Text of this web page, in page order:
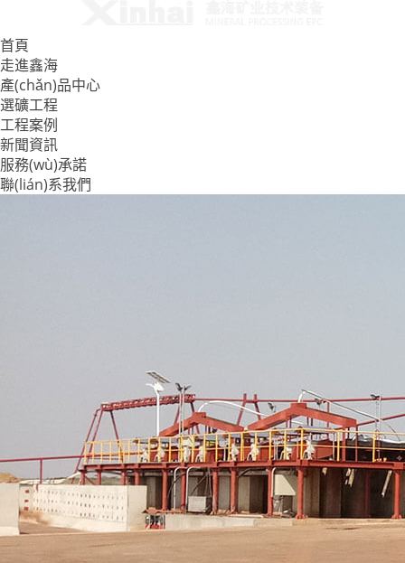
首頁
走進鑫海
產(chǎn)品中心
選礦工程
工程案例
新聞資訊
服務(wù)承諾
聯(lián)系我們